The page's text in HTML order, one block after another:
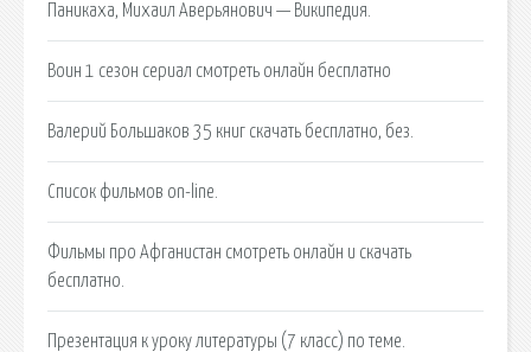
Паникаха, Михаил Аверьянович — Википедия.
Воин 1 сезон сериал смотреть онлайн бесплатно
Валерий Большаков 35 книг скачать бесплатно, без.
Список фильмов on-line.
Фильмы про Афганистан смотреть онлайн и скачать
бесплатно.
Презентация к уроку литературы (7 класс) по теме.